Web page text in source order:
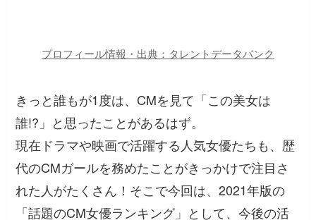
プロフィール情報・出典：タレントデータバンク
きっと誰もが1度は、CMを見て「この美女は
誰!?」と思ったことがあるはず。
現在ドラマや映画で活躍する人気女優たちも、歴
代のCMガールを務めたことがきっかけで注目さ
れた人がたくさん！そこで今回は、2021年版の
「話題のCM女優ランキング」として、今後の活